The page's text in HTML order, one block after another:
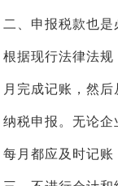
二、申报税款也是
根据现行法律法
月完成记账，然
纳税申报。无论企
每月都应及时记账